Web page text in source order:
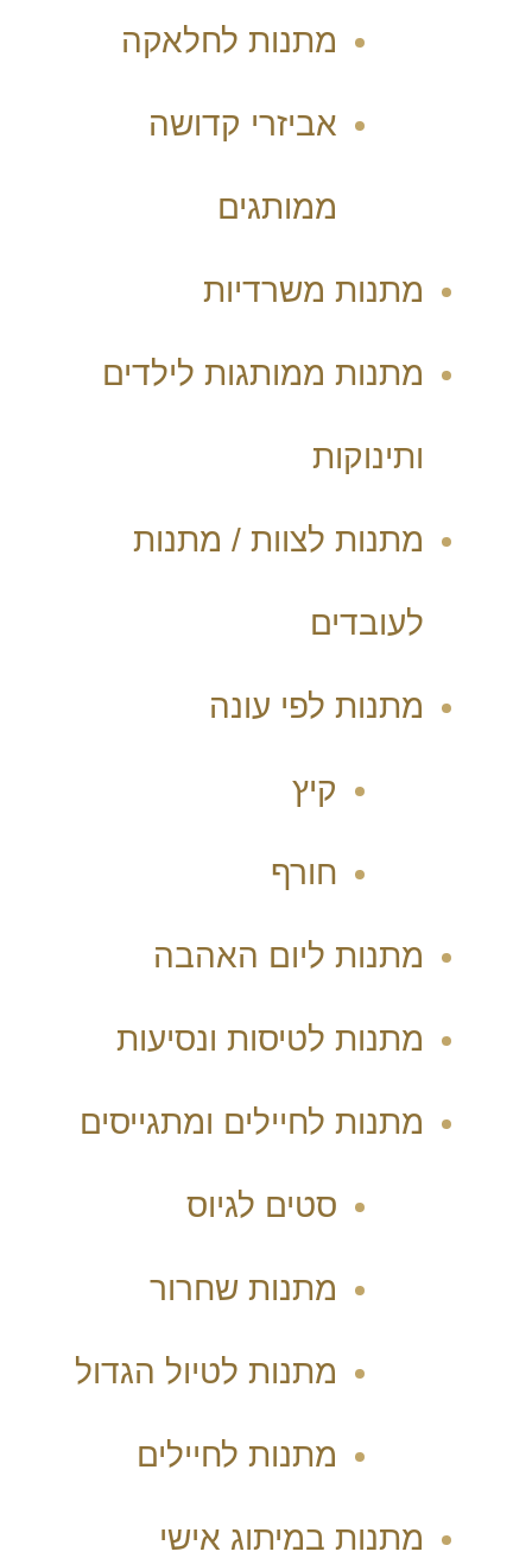
מתנות לחלאקה
אביזרי קדושה
ממותגים
מתנות משרדיות
מתנות ממותגות לילדים
ותינוקות
מתנות לצוות / מתנות
לעובדים
מתנות לפי עונה
קיץ
חורף
מתנות ליום האהבה
מתנות לטיסות ונסיעות
מתנות לחיילים ומתגייסים
סטים לגיוס
מתנות שחרור
מתנות לטיול הגדול
מתנות לחיילים
מתנות במיתוג אישי